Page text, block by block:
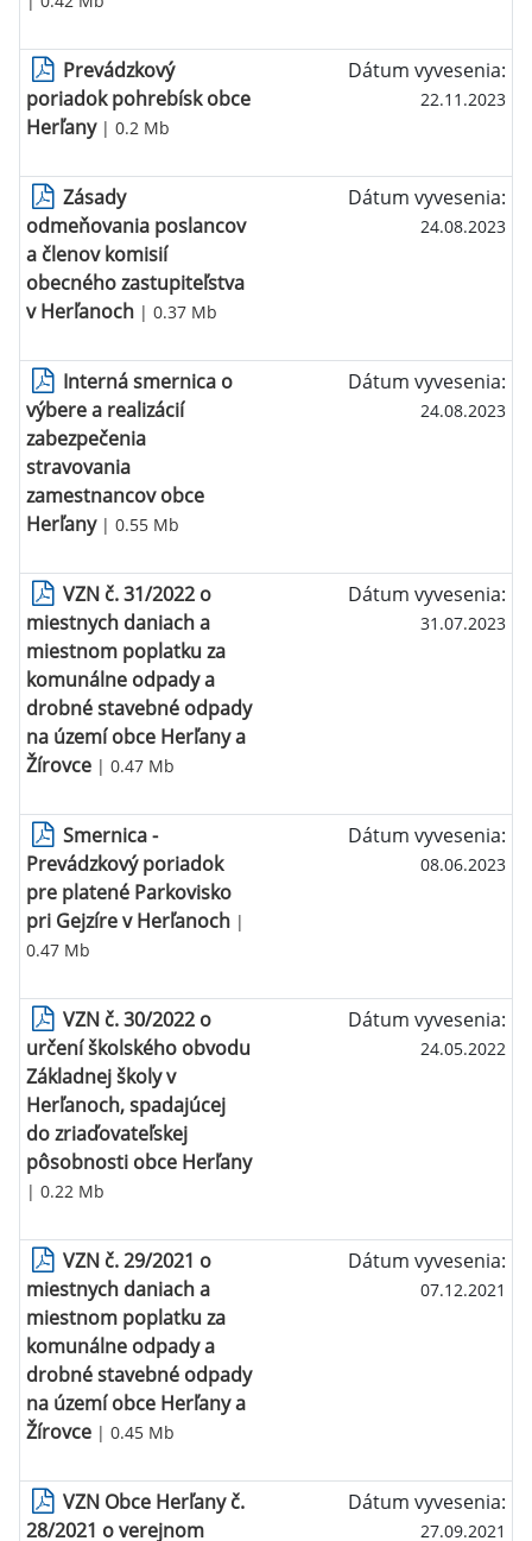
Prevádzkový
poriadok pohrebísk obce
Herľany| 0.2 Mb
Dátum vyvesenia:
22.11.2023
Zásady
odmeňovania poslancov
a členov komisií
obecného zastupiteľstva
v Herľanoch | 0.37 Mb
Dátum vyvesenia:
24.08.2023
Interná smernica o
výbere a realizácií
zabezpečenia
stravovania
zamestnancov obce
Herľany| 0.55 Mb
Dátum vyvesenia:
24.08.2023
VZN č. 31/2022 o
miestnych daniach a
miestnom poplatku za
komunálne odpady a
drobné stavebné odpady
na území obce Herľany a
Žírovce | 0.47 Mb
Dátum vyvesenia:
31.07.2023
Smernica -
Prevádzkový poriadok
pre platené Parkovisko
pri Gejzíre v Herľanoch |
0.47 Mb
Dátum vyvesenia:
08.06.2023
VZN č. 30/2022 o
určení školského obvodu
Základnej školy v
Herľanoch, spadajúcej
do zriaďovateľskej
pôsobnosti obce Herľany
| 0.22 Mb
Dátum vyvesenia:
24.05.2022
VZN č. 29/2021 o
miestnych daniach a
miestnom poplatku za
komunálne odpady a
drobné stavebné odpady
na území obce Herľany a
Žírovce | 0.45 Mb
Dátum vyvesenia:
07.12.2021
VZN Obce Herľany č.
28/2021 o verejnom
Dátum vyvesenia:
27.09.2021